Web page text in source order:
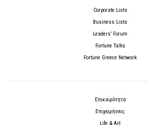
Corporate Lists
Business Lists
Leaders’ Forum
Fortune Talks
Fortune Greece Network
Επικαιρότητα
Επιχειρήσεις
Life & Art